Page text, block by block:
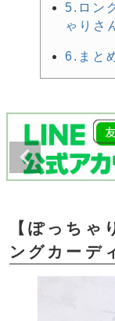
5.ロン
ゃりさ
6.まと
【ぽっちゃ
ングカーデ